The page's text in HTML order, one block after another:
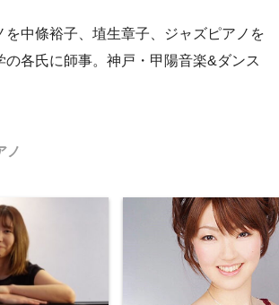
を中條裕子、埴生章子、ジャズピアノを
の各氏に師事。神戸・甲陽音楽&ダンス
ノ